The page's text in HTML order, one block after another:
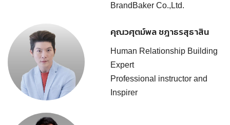
BrandBaker Co.,Ltd.
คุณวศุตม์พล ชฎาธรสุธาสิน
Human Relationship Building
Expert
Professional instructor and
Inspirer